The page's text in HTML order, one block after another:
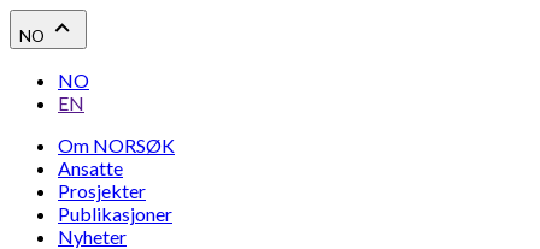
NO
NO
EN
Om NORSØK
Ansatte
Prosjekter
Publikasjoner
Nyheter